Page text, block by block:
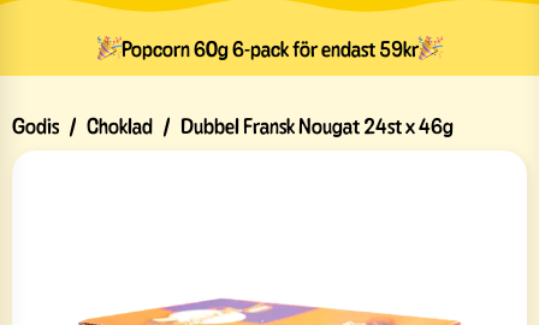
Popcorn 60g 6-pack för endast 59kr
Godis / Choklad / Dubbel Fransk Nougat 24st x 46g